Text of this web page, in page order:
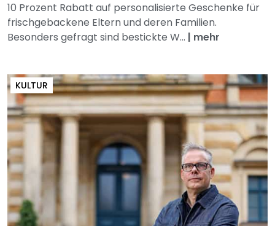
10 Prozent Rabatt auf personalisierte Geschenke für
frischgebackene Eltern und deren Familien.
Besonders gefragt sind bestickte W... | mehr
KULTUR